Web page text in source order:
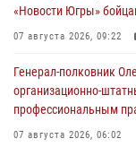
«Новости Югры»
07 августа 2026, 09:22
Генерал-полковник
организационно-
профессиональным
07 августа 2026, 06:02